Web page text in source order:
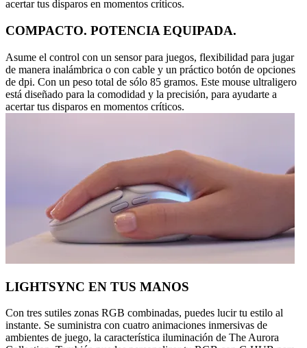
acertar tus disparos en momentos críticos.
COMPACTO. POTENCIA EQUIPADA.
Asume el control con un sensor para juegos, flexibilidad para jugar
de manera inalámbrica o con cable y un práctico botón de opciones
de dpi. Con un peso total de sólo 85 gramos. Este mouse ultraligero
está diseñado para la comodidad y la precisión, para ayudarte a
acertar tus disparos en momentos críticos.
LIGHTSYNC EN TUS MANOS
Con tres sutiles zonas RGB combinadas, puedes lucir tu estilo al
instante. Se suministra con cuatro animaciones inmersivas de
ambientes de juego, la característica iluminación de The Aurora